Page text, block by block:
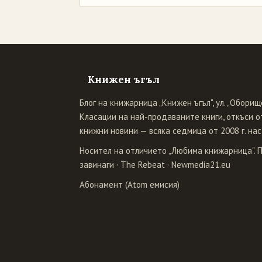
Книжен ъгъл
Блог на книжарница „Книжен ъгъл", ул.
Класации на най-продаваните книги, откъси
книжни новини — всяка седмица от 2008 г.
Носител на отличието „Любима книжарница".
завинаги · The Rebeat · Newmedia21.eu
Абонамент (Atom емисия)